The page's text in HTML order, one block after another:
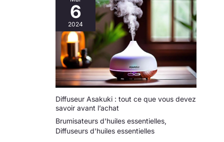
6
2024
Diffuseur Asakuki : tout ce que vous devez
savoir avant l’achat
Brumisateurs d'huiles essentielles,
Diffuseurs d'huiles essentielles